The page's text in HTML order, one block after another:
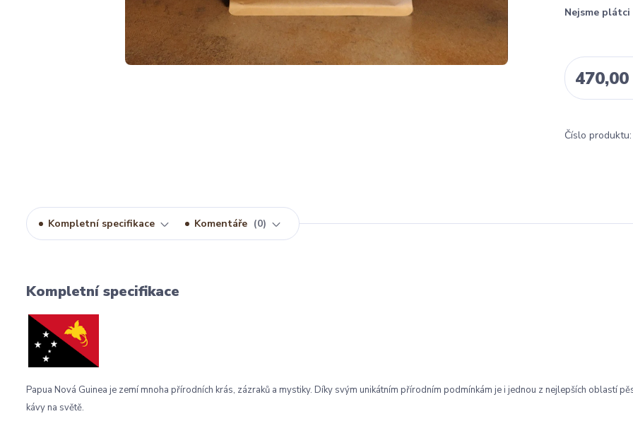
Nejsme plátci
Číslo produktu:
Kompletní specifikace Komentáře 0
Kompletní specifikace
Papua Nová Guinea je zemí mnoha přírodních krás, zázraků a mystiky. Díky svým unikátním přírodním podmínkám je i jednou z nejlepších oblastí
kávy na světě.